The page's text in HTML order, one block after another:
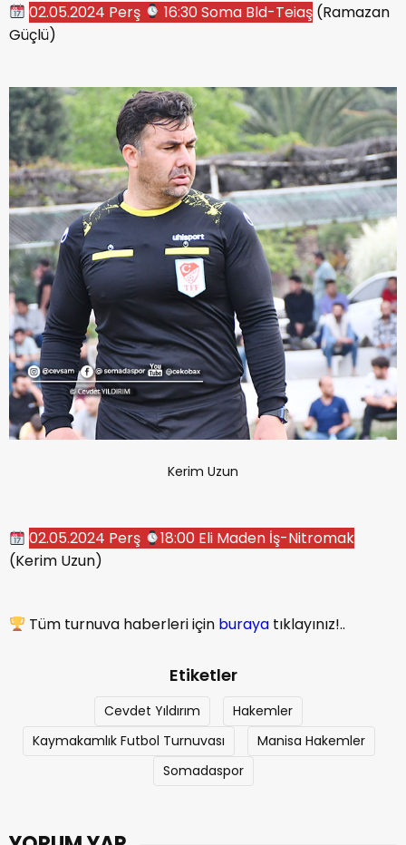
02.05.2024 Perş 16:30 Soma Bld-Teiaş (Ramazan
Güçlü)
Kerim Uzun
02.05.2024 Perş
18:00 Eli Maden İş-Nitromak
(Kerim Uzun)
Tüm turnuva haberleri için buraya tıklayınız!..
Etiketler
Cevdet Yıldırım
Hakemler
Kaymakamlık Futbol Turnuvası
Manisa Hakemler
Somadaspor